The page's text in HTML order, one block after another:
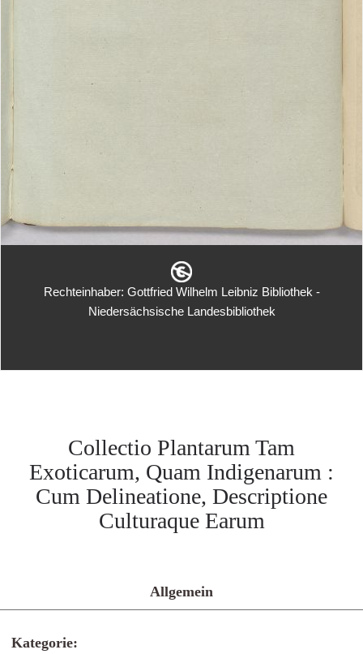
Rechteinhaber: Gottfried Wilhelm Leibniz Bibliothek -
Niedersächsische Landesbibliothek
Collectio Plantarum Tam
Exoticarum, Quam Indigenarum :
Cum Delineatione, Descriptione
Culturaque Earum
Allgemein
Kategorie: